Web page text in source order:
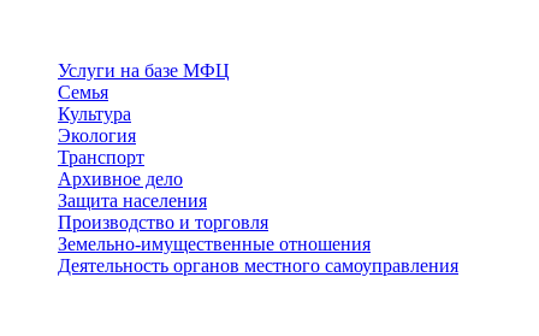
Услуги на базе МФЦ
Семья
Культура
Экология
Транспорт
Архивное дело
Защита населения
Производство и торговля
Земельно-имущественные отношения
Деятельность органов местного самоуправления